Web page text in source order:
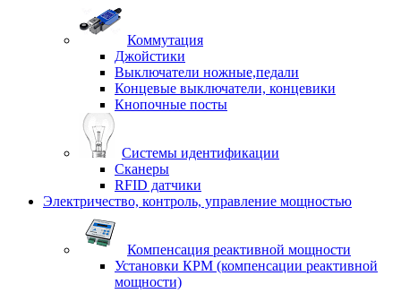
Коммутация
Джойстики
Выключатели ножные,педали
Концевые выключатели, концевики
Кнопочные посты
Системы идентификации
Сканеры
RFID датчики
Электричество, контроль, управление мощностью
Компенсация реактивной мощности
Установки КРМ (компенсации реактивной
мощности)